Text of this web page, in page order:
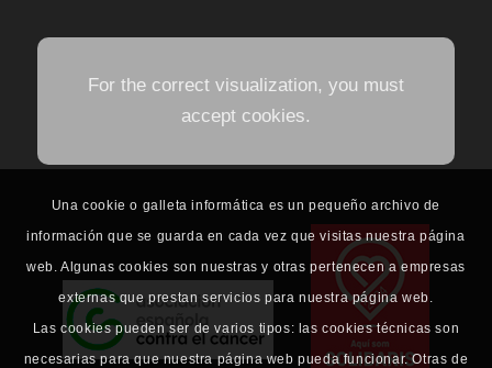
For the correct visualization, you must
accept cookies.
Una cookie o galleta informática es un pequeño archivo de
información que se guarda en cada vez que visitas nuestra página
web. Algunas cookies son nuestras y otras pertenecen a empresas
externas que prestan servicios para nuestra página web.
Las cookies pueden ser de varios tipos: las cookies técnicas son
necesarias para que nuestra página web pueda funcionar. Otras de